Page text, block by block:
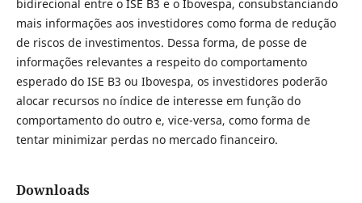
bidirecional entre o ISE B3 e o Ibovespa, consubstanciando
mais informações aos investidores como forma de redução
de riscos de investimentos. Dessa forma, de posse de
informações relevantes a respeito do comportamento
esperado do ISE B3 ou Ibovespa, os investidores poderão
alocar recursos no índice de interesse em função do
comportamento do outro e, vice-versa, como forma de
tentar minimizar perdas no mercado financeiro.
Downloads